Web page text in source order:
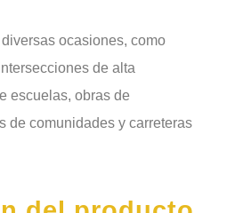
ocasiones, como
de alta
escuelas, obras de
de comunidades y carreteras